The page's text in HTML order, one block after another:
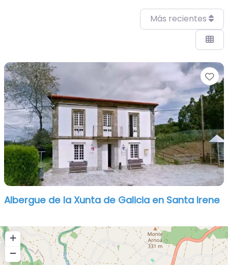
Más recientes
Albergue de la Xunta de Galicia en Santa Irene
+
−